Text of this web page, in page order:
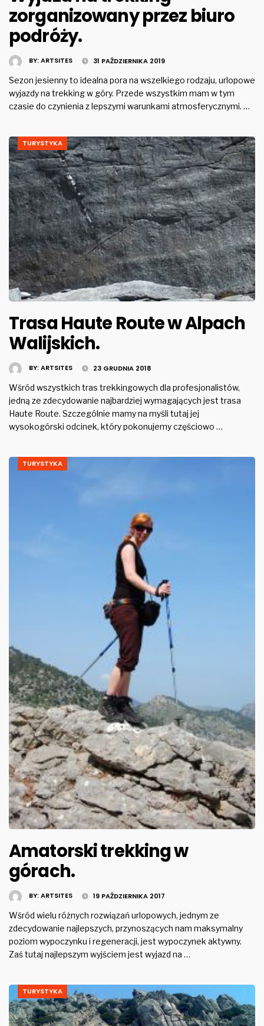
zorganizowany przez biuro
podróży.
BY:ARTSITES 31 PAŹDZIERNIKA 2019
Sezon jesienny to idealna pora na wszelkiego rodzaju, urlopowe
wyjazdy na trekking w góry. Przede wszystkim mam w tym
czasie do czynienia z lepszymi warunkami atmosferycznymi. …
TURYSTYKA
Trasa Haute Route w Alpach
Walijskich.
BY:ARTSITES 23 GRUDNIA 2018
Wśród wszystkich tras trekkingowych dla profesjonalistów,
jedną ze zdecydowanie najbardziej wymagających jest trasa
Haute Route. Szczególnie mamy na myśli tutaj jej
wysokogórski odcinek, który pokonujemy częściowo …
TURYSTYKA
Amatorski trekking w
górach.
BY:ARTSITES 19 PAŹDZIERNIKA 2017
Wśród wielu różnych rozwiązań urlopowych, jednym ze
zdecydowanie najlepszych, przynoszących nam maksymalny
poziom wypoczynku i regeneracji, jest wypoczynek aktywny.
Zaś tutaj najlepszym wyjściem jest wyjazd na …
TURYSTYKA